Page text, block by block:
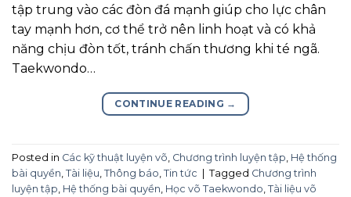
tập trung vào các đòn đá mạnh giúp cho lực chân
tay mạnh hơn, cơ thể trở nên linh hoạt và có khả
năng chịu đòn tốt, tránh chấn thương khi té ngã.
Taekwondo…
CONTINUE READING →
Posted in Các kỹ thuật luyện võ Chương trình luyện tập Hệ thống
bài quyền Tài liệu Thông báo Tin tức | Tagged Chương trình
luyện tập Hệ thống bài quyền Học võ Taekwondo Tài liệu võ